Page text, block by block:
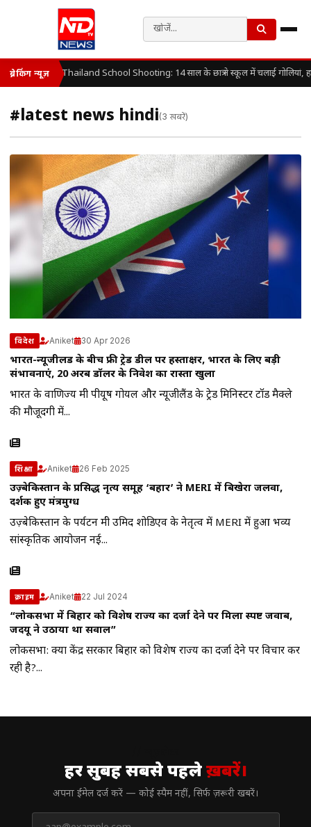
ब्रेकिंग न्यूज़ Thailand School Shooting: 14 साल के छात्र ने स्कूल में चलाई गोलियां,
#latest news hindi(3 खबरें)
विदेश Aniket 30 Apr 2026
भारत-न्यूजीलैंड के बीच फ्री ट्रेड डील पर हस्ताक्षर, भारत के लिए बड़ी
संभावनाएं, 20 अरब डॉलर के निवेश का रास्ता खुला
भारत के वाणिज्य मंत्री पीयूष गोयल और न्यूजीलैंड के ट्रेड मिनिस्टर टॉड मैक्ले
की मौजूदगी में...
शिक्षा Aniket 26 Feb 2025
उज़्बेकिस्तान के प्रसिद्ध नृत्य समूह ‘बहार’ ने MERI में बिखेरा जलवा,
दर्शक हुए मंत्रमुग्ध
उज़्बेकिस्तान के पर्यटन मंत्री उमिद शोडिएव के नेतृत्व में MERI में हुआ भव्य
सांस्कृतिक आयोजन नई...
क्राइम Aniket 22 Jul 2024
“लोकसभा में बिहार को विशेष राज्य का दर्जा देने पर मिला स्पष्ट जवाब,
जदयू ने उठाया था सवाल”
लोकसभा: क्या केंद्र सरकार बिहार को विशेष राज्य का दर्जा देने पर विचार कर
रही है?...
हर सुबह सबसे पहलेख़बरें।
अपना ईमेल दर्ज करें — कोई स्पैम नहीं, सिर्फ ज़रूरी खबरें।